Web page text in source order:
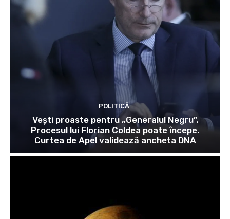
POLITICĂ
Vești proaste pentru „Generalul Negru”.
Procesul lui Florian Coldea poate începe.
Curtea de Apel validează ancheta DNA